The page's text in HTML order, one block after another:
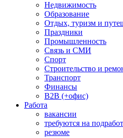
Недвижимость
Образование
Отдых, туризм и
Праздники
Промышленность
Связь и СМИ
Спорт
Строительство и
Транспорт
Финансы
B2B (+офис)
Работа
вакансии
требуются на
резюме